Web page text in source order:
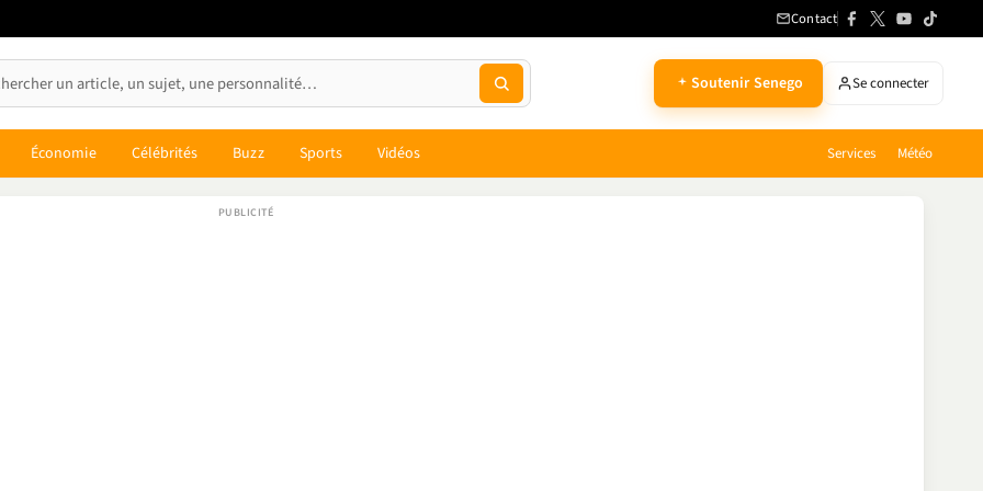
Contact
Soutenir Senego Se connecter
Économie Célébrités Buzz Sports Vidéos Services Météo